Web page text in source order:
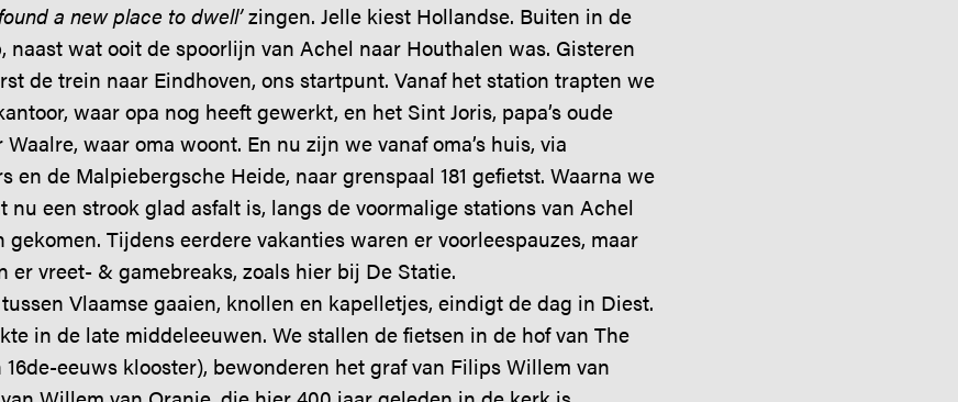
a new place to dwell’zingen. Jelle kiest Hollandse. Buiten in de
naast wat ooit de spoorlijn van Achel naar Houthalen was. Gisteren
de trein naar Eindhoven, ons startpunt. Vanaf het station trapten we
waar opa nog heeft gewerkt, en het Sint Joris, papa’s oude
waar oma woont. En nu zijn we vanaf oma’s huis, via
en de Malpiebergsche Heide, naar grenspaal 181 gefietst. Waarna we
nu een strook glad asfalt is, langs de voormalige stations van Achel
Tijdens eerdere vakanties waren er voorleespauzes, maar
er vreet- & gamebreaks, zoals hier bij De Statie.
Vlaamse gaaien, knollen en kapelletjes, eindigt de dag in Diest.
in de late middeleeuwen. We stallen de fietsen in de hof van The
eeuws klooster), bewonderen het graf van Filips Willem van